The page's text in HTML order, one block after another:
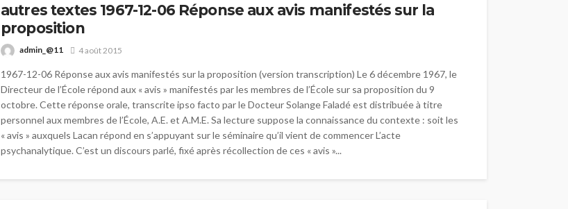
autres textes 1967-12-06 Réponse aux avis manifestés sur la
proposition
admin_@11 4 août 2015
1967-12-06 Réponse aux avis manifestés sur la proposition (version transcription) Le 6 décembre 1967, le
Directeur de l’École répond aux « avis » manifestés par les membres de l’École sur sa proposition du 9
octobre. Cette réponse orale, transcrite ipso facto par le Docteur Solange Faladé est distribuée à titre
personnel aux membres de l’École, A.E. et A.M.E. Sa lecture suppose la connaissance du contexte : soit les
« avis » auxquels Lacan répond en s’appuyant sur le séminaire qu’il vient de commencer L’acte
psychanalytique. C’est un discours parlé, fixé après récollection de ces « avis »...